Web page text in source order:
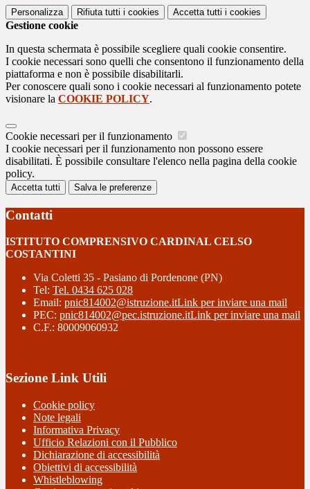
Personalizza Rifiuta tutti i cookies Accetta tutti i cookies
Gestione cookie
In questa schermata è possibile scegliere quali cookie consentire.
I cookie necessari sono quelli che consentono il funzionamento della
piattaforma e non è possibile disabilitarli.
Per conoscere quali sono i cookie necessari al funzionamento potete
visionare la COOKIE POLICY.
Cookie necessari per il funzionamento
I cookie necessari per il funzionamento non possono essere
disabilitati. È possibile consultare l'elenco nella pagina della cookie
policy.
Accetta tutti Salva le preferenze
Contatti
ISTITUTO COMPRENSIVO CARDINAL CELSO
COSTANTINI
Via Coletti 35 - Pasiano di Pordenone (PN)
Tel: Tel. 0434 625 028
Email: pnic814002@istruzione.itLink per inviare una mail
PEC: pnic814002@pec.istruzione.itLink per inviare una mail
C.F.: 80009060932
Sezione Link Utili
Cookie policy
Note legali
Informativa Privacy
Ufficio Relazioni con il Pubblico
Dichiarazione di accessibilità
Obiettivi di accessibilità
Whistleblowing